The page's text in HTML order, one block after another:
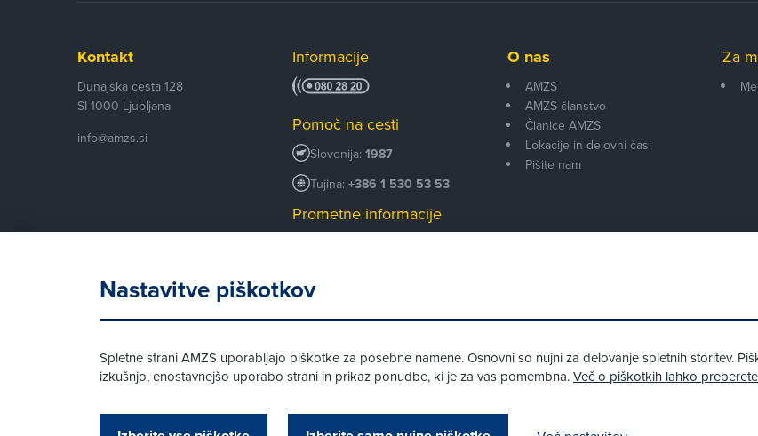
Kontakt
Dunajska cesta 128
SI-1000 Ljubljana
info@amzs.si
Informacije
Pomoč na cesti
Slovenija: 1987
Tujina: +386 1 530 53 53
Prometne informacije
iOS AMZS
O nas
AMZS
AMZS članstvo
Članice AMZS
Lokacije in delovni časi
Pišite nam
Za
Nastavitve piškotkov
Spletne strani AMZS uporabljajo piškotke za posebne namene. Osnovni so nujni za delovanje spletnih storitev.
izkušnjo, enostavnejšo uporabo strani in prikaz ponudbe, ki je za vas pomembna.Več o piškotkih lahko